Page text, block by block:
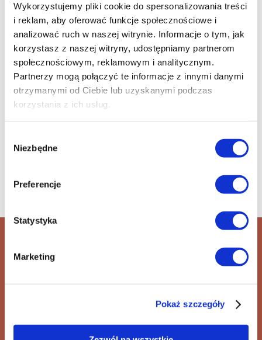
Wykorzystujemy pliki cookie do spersonalizowania treści
i reklam, aby oferować funkcje społecznościowe i
analizować ruch w naszej witrynie. Informacje o tym, jak
korzystasz z naszej witryny, udostępniamy partnerom
społecznościowym, reklamowym i analitycznym.
Partnerzy mogą połączyć te informacje z innymi danymi
otrzymanymi od Ciebie lub uzyskanymi podczas
korzystania z ich usług.
zgody
Niezbędne
Preferencje
Statystyka
Marketing
Pokaż szczegóły
Zwiedzanie wystawy będzie możliwe w ramach biletu na
wystawę Kina Polonia.
+48 42 600 61 00 wew. 1
informacja@ec1lodz.pl